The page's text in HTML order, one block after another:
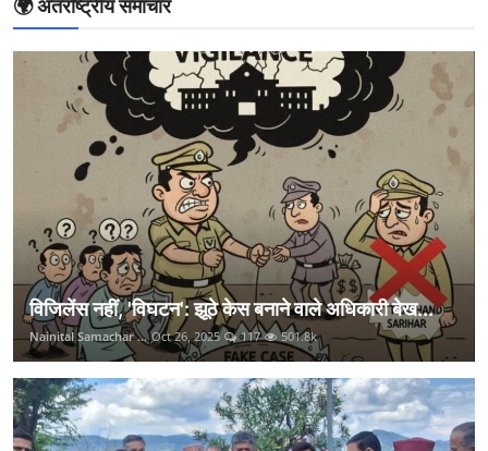
🌍 अंतर्राष्ट्रीय समाचार
विजिलेंस नहीं, 'विघटन': झूठे केस बनाने वाले अधिकारी बेख...
Nainital Samachar ... Oct 26, 2025 117 501.8k